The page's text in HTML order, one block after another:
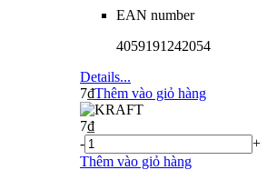
EAN number
4059191242054
Details...
7₫Thêm vào giỏ hàng
7₫
-
+
Thêm vào giỏ hàng